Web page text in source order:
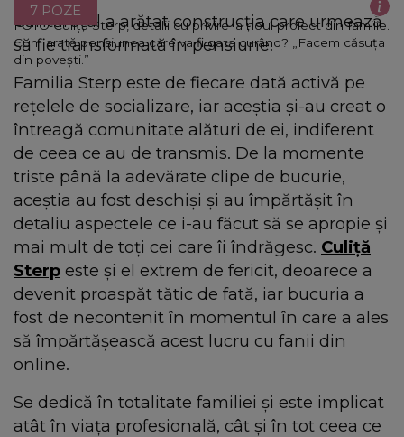
FOTO Culiță Sterp, detalii cu privire la noul proiect din familie.
Cum arată pensiunea care va fi gata curând? „Facem căsuța
din povești.”
7 POZE
Cântărețul a arătat construcția care urmează
să fie transformată în pensiune.
Familia Sterp este de fiecare dată activă pe
rețelele de socializare, iar aceștia și-au creat o
întreagă comunitate alături de ei, indiferent
de ceea ce au de transmis. De la momente
triste până la adevărate clipe de bucurie,
aceștia au fost deschiși și au împărtășit în
detaliu aspectele ce i-au făcut să se apropie și
mai mult de toți cei care îi îndrăgesc. Culiță
Sterp este și el extrem de fericit, deoarece a
devenit proaspăt tătic de fată, iar bucuria a
fost de necontenit în momentul în care a ales
să împărtășească acest lucru cu fanii din
online.
Se dedică în totalitate familiei și este implicat
atât în viața profesională, cât și în tot ceea ce